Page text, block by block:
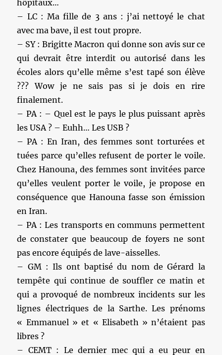
hôpitaux…
– LC : Ma fille de 3 ans : j’ai nettoyé le chat
avec ma bave, il est tout propre.
– SY : Brigitte Macron qui donne son avis sur ce
qui devrait être interdit ou autorisé dans les
écoles alors qu’elle même s’est tapé son élève
??? Wow je ne sais pas si je dois en rire
finalement.
– PA : – Quel est le pays le plus puissant après
les USA ? – Euhh… Les USB ?
– PA : En Iran, des femmes sont torturées et
tuées parce qu’elles refusent de porter le voile.
Chez Hanouna, des femmes sont invitées parce
qu’elles veulent porter le voile, je propose en
conséquence que Hanouna fasse son émission
en Iran.
– PA : Les transports en communs permettent
de constater que beaucoup de foyers ne sont
pas encore équipés de lave-aisselles.
– GM : Ils ont baptisé du nom de Gérard la
tempête qui continue de souffler ce matin et
qui a provoqué de nombreux incidents sur les
lignes électriques de la Sarthe. Les prénoms
« Emmanuel » et « Elisabeth » n’étaient pas
libres ?
– CEMT : Le dernier mec qui a eu peur en